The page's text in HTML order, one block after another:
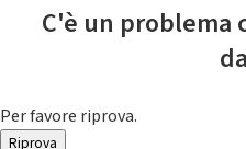
C'è un problema
Per favore riprova.
Riprova